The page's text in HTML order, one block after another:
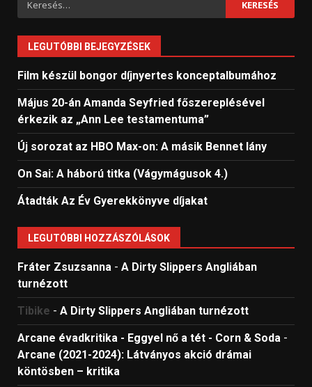
LEGUTÓBBI BEJEGYZÉSEK
Film készül bongor díjnyertes konceptalbumához
Május 20-án Amanda Seyfried főszereplésével
érkezik az „Ann Lee testamentuma”
Új sorozat az HBO Max-on: A másik Bennet lány
On Sai: A ​háború titka (Vágymágusok 4.)
Átadták Az Év Gyerekkönyve díjakat
LEGUTÓBBI HOZZÁSZÓLÁSOK
Fráter Zsuzsanna - A Dirty Slippers Angliában
turnézott
Tibike - A Dirty Slippers Angliában turnézott
Arcane évadkritika - Eggyel nő a tét - Corn & Soda -
Arcane (2021-2024): Látványos akció drámai
köntösben – kritika